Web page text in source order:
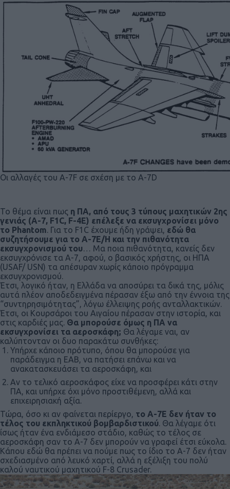
Οι αλλαγές του A-7F σε σχέση με το A-7D
Το θέμα είναι πως η ΠΑ, από τους 3 τύπους μαχητικών 2ης
γενιάς (Α-7, F1C, F-4E) επέλεξε να εκσυγχρονίσει μόνο
το Phantom . Για το F1C έχουμε ήδη γράψει, εδώ θα
συζητήσουμε για το Α-7Ε/Η και την πιθανότητα
εκσυγχρονισμού του … Μα ποια πιθανότητα, κανείς δεν
εκσυγχρόνισε τα Α-7, αφού, ο βασικός χρήστης, οι ΗΠΑ
(USAF/ USN) τα απέσυραν χωρίς κάποιο πρόγραμμα
εκσυγχρονισμού.
Έτσι, λογικό ήταν, η Ελλάδα να αποσύρει τα δικά της, μόλις
αυτά πλέον αποδεδειγμένα πέρασαν έξω από την έννοια της
“συντηρησιμότητας”, λόγω έλλειψης ροής ανταλλακτικών.
Έτσι, οι Κουρσάροι του Αιγαίου πέρασαν στην ιστορία, και
στις καρδιές μας. Θα μπορούσε όμως η ΠΑ να
εκσυγχρονίσει τα αεροσκάφη; Θα λέγαμε ναι, αν
καλύπτονταν οι δυο παρακάτω συνθήκες:
Υπήρχε κάποιο πρότυπο, όπου θα μπορούσε για
παράδειγμα η ΕΑΒ, να πατήσει επάνω και να
ανακατασκευάσει τα αεροσκάφη, και
Αν το τελικό αεροσκάφος είχε να προσφέρει κάτι στην
ΠΑ, και υπήρχε όχι μόνο προστιθέμενη, αλλά και
επιχειρησιακή αξία.
Τώρα, όσο κι αν φαίνεται περίεργο, το Α-7Ε δεν ήταν το
τέλος του εκπληκτικού βομβαρδιστικού . Θα λέγαμε ότι
ίσως ήταν ένα ενδιάμεσο στάδιο, καθώς το τέλος σε
αεροσκάφη σαν το Α-7 δεν μπορούν να γραφεί έτσι εύκολα.
Κάπου εδώ θα πρέπει να πούμε πως το ίδιο το Α-7 δεν ήταν
σχεδιασμένο από λευκό χαρτί, αλλά η εξέλιξη του πολύ
καλού ναυτικού μαχητικού F-8 Crusader.